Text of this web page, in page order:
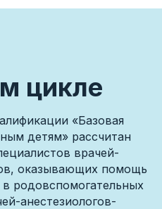
цикле
«Базовая
детям» рассчитан
врачей-
оказывающих помощь
родовспомогательных
анестезиологов-